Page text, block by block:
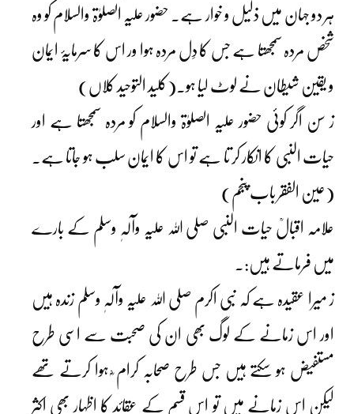
ہر دو جہان میں ذلیل و خوار ہے۔ حضور علیہ الصلوٰۃ والسلام کو وہ
شخص مردہ سمجھتا ہے جس کا دِل مردہ ہوا ور اس کا سرمایۂ ایمان
و یقین شیطان نے لوٹ لیا ہو۔(کلید التوحید کلاں)
ز سن اگر کوئی حضور علیہ الصلوٰۃ والسلام کو مردہ سمجھتا ہے اور
حیات النبی کا انکار کر تا ہے تو اس کا ایمان سلب ہو جاتا ہے۔
(عین الفقر باب پنجم)
علامہ اقبالؒ حیات النبی صلی اللہ علیہ وآلہٖ وسلم کے بارے
میں فرماتے ہیں:۔
ز میرا عقیدہ ہے کہ نبی اکرم صلی اللہ علیہ وآلہٖ وسلم زندہ ہیں
اور اس زمانے کے لوگ بھی ان کی صحبت سے اسی طرح
مستفیض ہو سکتے ہیں جس طرح صحابہ کرام ؓ ہوا کرتے تھے
لیکن اس زمانے میں تو اس قسم کے عقائد کا اظہار بھی اکثر